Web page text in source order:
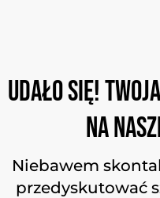
Udało się!
na
Niebawem
przedyskutować